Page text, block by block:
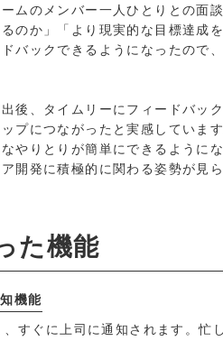
ムのメンバー一人ひとりとの面
のか」「より現実的な目標達成
バックできるようになったので
後、タイムリーにフィードバッ
プにつながったと実感していま
やりとりが簡単にできるようにな
開発に積極的に関わる姿勢が見
た機能
機能
すぐに上司に通知されます。忙